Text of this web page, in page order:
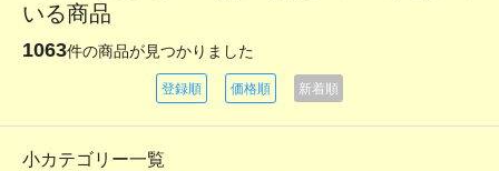
いる商品
1063件の商品が見つかりました
登録順 価格順 新着順
小カテゴリー一覧